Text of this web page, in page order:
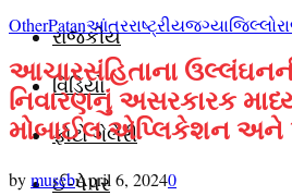
રાજકીય
વિડિયો
ફોટો ગેલેરી
ઈ-પેપર
OtherPatanઆંતરરાષ્ટ્રીયજગ્યાજિલ્લો
આચારસંહિતાના ઉલ્લંઘનની
નિવારણનું અસરકારક
મોબાઈલ એપ્લિકેશન અને
bymusebApril 6, 20240